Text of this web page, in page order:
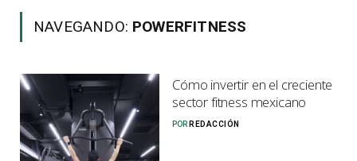
NAVEGANDO: POWERFITNESS
Cómo invertir en el creciente
sector fitness mexicano
POR REDACCIÓN